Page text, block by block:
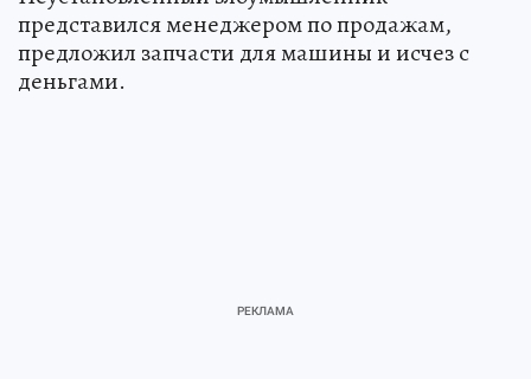
представился менеджером по продажам,
предложил запчасти для машины и исчез с
деньгами.